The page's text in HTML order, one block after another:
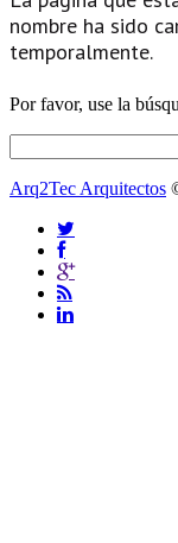
nombre ha sido
temporalmente.
Por favor, use la
Arq2Tec Arquitectos